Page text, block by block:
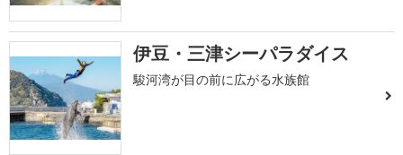
伊豆・三津シーパラダイス
駿河湾が目の前に広がる水族館